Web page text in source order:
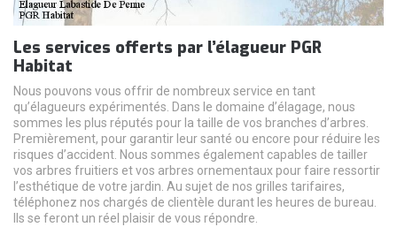
Les services offerts par l’élagueur PGR
Habitat
Nous pouvons vous offrir de nombreux service en tant
qu’élagueurs expérimentés. Dans le domaine d’élagage, nous
sommes les plus réputés pour la taille de vos branches d’arbres.
Premièrement, pour garantir leur santé ou encore pour réduire les
risques d’accident. Nous sommes également capables de tailler
vos arbres fruitiers et vos arbres ornementaux pour faire ressortir
l’esthétique de votre jardin. Au sujet de nos grilles tarifaires,
téléphonez nos chargés de clientèle durant les heures de bureau.
Ils se feront un réel plaisir de vous répondre.